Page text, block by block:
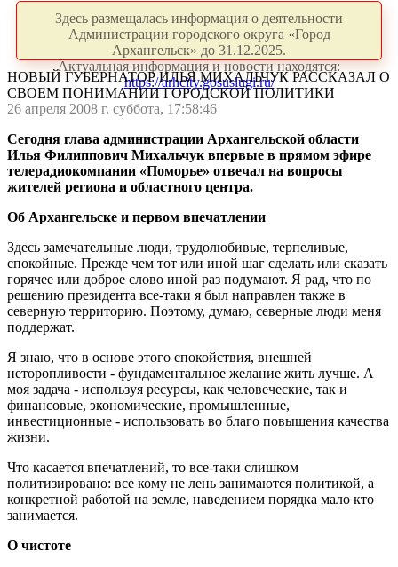
Здесь размещалась информация о деятельности
Администрации городского округа «Город
Архангельск» до 31.12.2025.
Актуальная информация и новости находятся:
https://arhcity.gosuslugi.ru/
НОВЫЙ ГУБЕРНАТОР ИЛЬЯ МИХАЛЬЧУК РАССКАЗАЛ О
СВОЕМ ПОНИМАНИИ ГОРОДСКОЙ ПОЛИТИКИ
26 апреля 2008 г. суббота, 17:58:46
Сегодня глава администрации Архангельской области
Илья Филиппович Михальчук впервые в прямом эфире
телерадиокомпании «Поморье» отвечал на вопросы
жителей региона и областного центра.
Об Архангельске и первом впечатлении
Здесь замечательные люди, трудолюбивые, терпеливые,
спокойные. Прежде чем тот или иной шаг сделать или сказать
горячее или доброе слово иной раз подумают. Я рад, что по
решению президента все-таки я был направлен также в
северную территорию. Поэтому, думаю, северные люди меня
поддержат.
Я знаю, что в основе этого спокойствия, внешней
неторопливости - фундаментальное желание жить лучше. А
моя задача - используя ресурсы, как человеческие, так и
финансовые, экономические, промышленные,
инвестиционные - использовать во благо повышения качества
жизни.
Что касается впечатлений, то все-таки слишком
политизировано: все кому не лень занимаются политикой, а
конкретной работой на земле, наведением порядка мало кто
занимается.
О чистоте